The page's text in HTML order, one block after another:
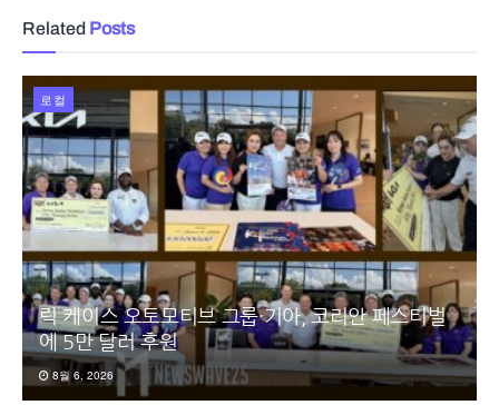
Related Posts
로컬
릭 케이스 오토모티브 그룹·기아, 코리안 페스티벌
에 5만 달러 후원
8월 6, 2026